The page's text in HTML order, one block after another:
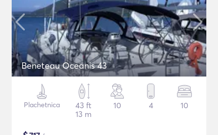
Beneteau Oceanis 43
Plachetnica
43 ft
13 m
10 4 10